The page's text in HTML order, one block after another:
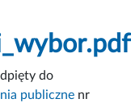
do
publiczne nr